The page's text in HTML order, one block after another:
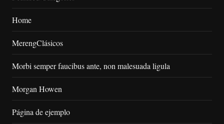
Home
MerengClásicos
Morbi semper faucibus ante, non malesuada ligula
Morgan Howen
Página de ejemplo